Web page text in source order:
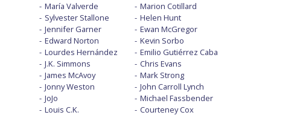
María Valverde
Sylvester Stallone
Jennifer Garner
Edward Norton
Lourdes Hernández
J.K. Simmons
James McAvoy
Jonny Weston
JoJo
Louis C.K.
Marion Cotillard
Helen Hunt
Ewan McGregor
Kevin Sorbo
Emilio Gutiérrez Caba
Chris Evans
Mark Strong
John Carroll Lynch
Michael Fassbender
Courteney Cox